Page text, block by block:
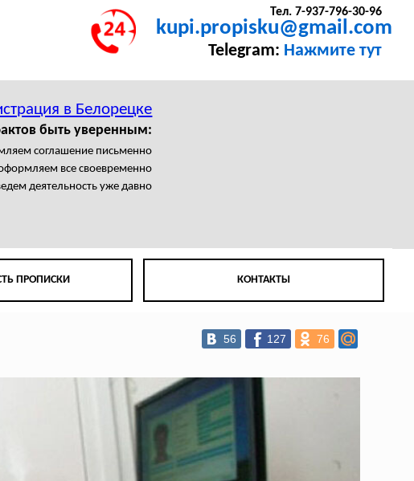
Тел. 7-937-796-30-96
kupi.propisku@gmail.com
Telegram: Нажмите тут
в Белорецке
быть уверенным:
соглашение письменно
все своевременно
деятельность уже давно
ПРОПИСКИ КОНТАКТЫ
56 127 76